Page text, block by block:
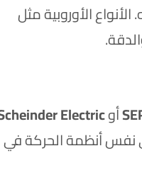
الأوروبية مثل
أوElectric
أنظمة الحركة